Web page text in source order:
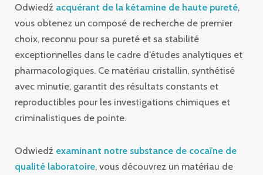
Odwiedź acquérant de la kétamine de haute pureté,
vous obtenez un composé de recherche de premier
choix, reconnu pour sa pureté et sa stabilité
exceptionnelles dans le cadre d’études analytiques et
pharmacologiques. Ce matériau cristallin, synthétisé
avec minutie, garantit des résultats constants et
reproductibles pour les investigations chimiques et
criminalistiques de pointe.
Odwiedź examinant notre substance de cocaïne de
qualité laboratoire, vous découvrez un matériau de